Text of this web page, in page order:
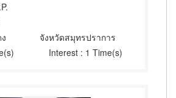
จังหวัดสมุทรปราการ
Interest : 1 Time(s)